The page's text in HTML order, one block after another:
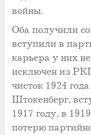
войны.
Оба получили
вступили в
карьера у них
исключен из
чисток 1924
Штокенберг,
1917 году, в
потерю